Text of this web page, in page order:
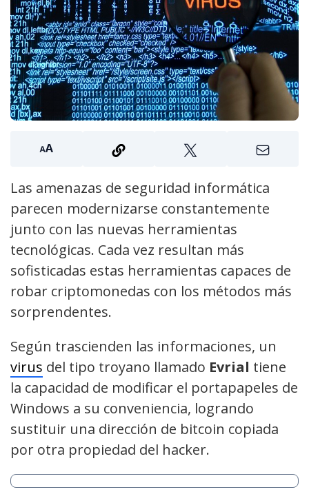
Las amenazas de seguridad informática
parecen modernizarse constantemente
junto con las nuevas herramientas
tecnológicas. Cada vez resultan más
sofisticadas estas herramientas capaces de
robar criptomonedas con los métodos más
sorprendentes.
Según trascienden las informaciones, un
virus del tipo troyano llamado Evrial tiene
la capacidad de modificar el portapapeles de
Windows a su conveniencia, logrando
sustituir una dirección de bitcoin copiada
por otra propiedad del hacker.